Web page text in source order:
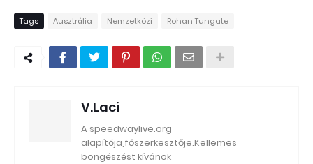
Tags Ausztrália Nemzetközi Rohan Tungate
V.Laci
A speedwaylive.org
alapítója,főszerkesztője.Kellemes
böngészést kívánok